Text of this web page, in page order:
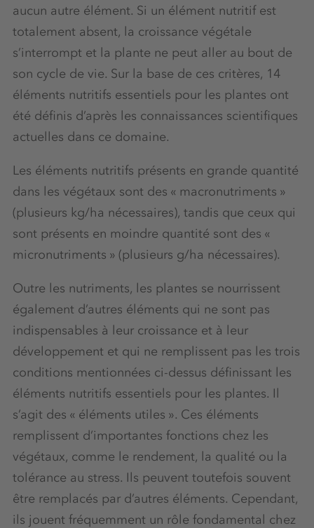
aucun autre élément. Si un élément nutritif est
totalement absent, la croissance végétale
s’interrompt et la plante ne peut aller au bout de
son cycle de vie. Sur la base de ces critères, 14
éléments nutritifs essentiels pour les plantes ont
été définis d’après les connaissances scientifiques
actuelles dans ce domaine.
Les éléments nutritifs présents en grande quantité
dans les végétaux sont des « macronutriments »
(plusieurs kg/ha nécessaires), tandis que ceux qui
sont présents en moindre quantité sont des «
micronutriments » (plusieurs g/ha nécessaires).
Outre les nutriments, les plantes se nourrissent
également d’autres éléments qui ne sont pas
indispensables à leur croissance et à leur
développement et qui ne remplissent pas les trois
conditions mentionnées ci-dessus définissant les
éléments nutritifs essentiels pour les plantes. Il
s’agit des « éléments utiles ». Ces éléments
remplissent d’importantes fonctions chez les
végétaux, comme le rendement, la qualité ou la
tolérance au stress. Ils peuvent toutefois souvent
être remplacés par d’autres éléments. Cependant,
ils jouent fréquemment un rôle fondamental chez